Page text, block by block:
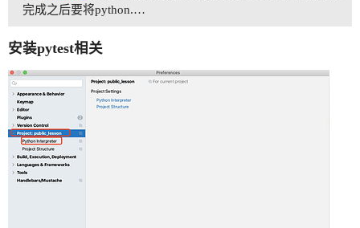
完成之后要将python.…
安装pytest相关